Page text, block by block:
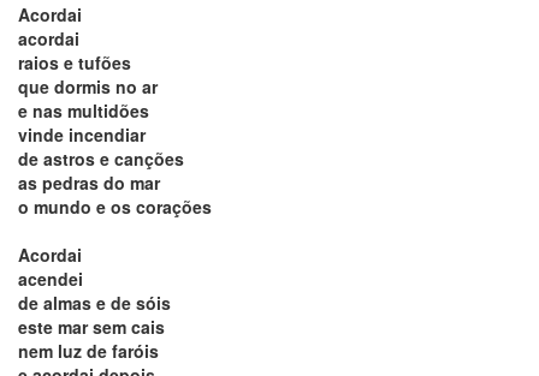
Acordai
acordai
raios e tufões
que dormis no ar
e nas multidões
vinde incendiar
de astros e canções
as pedras do mar
o mundo e os corações
Acordai
acendei
de almas e de sóis
este mar sem cais
nem luz de faróis